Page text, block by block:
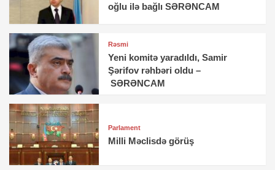
oğlu ilə bağlı SƏRƏNCAM
Rəsmi
Yeni komitə yaradıldı, Samir
Şərifov rəhbəri oldu –
SƏRƏNCAM
Parlament
Milli Məclisdə görüş